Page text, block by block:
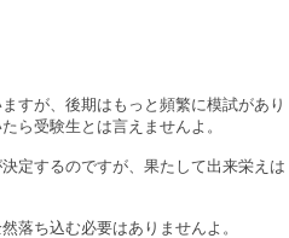
すが、後期はもっと頻繁に模試があり
ら受験生とは言えませんよ。
定するのですが、果たして出来栄えは
落ち込む必要はありませんよ。